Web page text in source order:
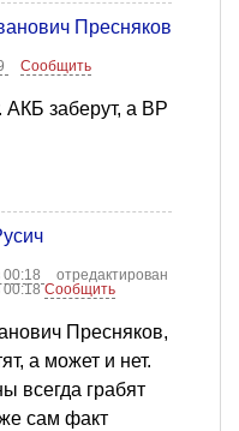
Пресняков
Сообщить
АКБ заберут, а ВР
00:18
отредактирован
00:18Сообщить
Пресняков,
а может и нет.
всегда грабят
сам факт